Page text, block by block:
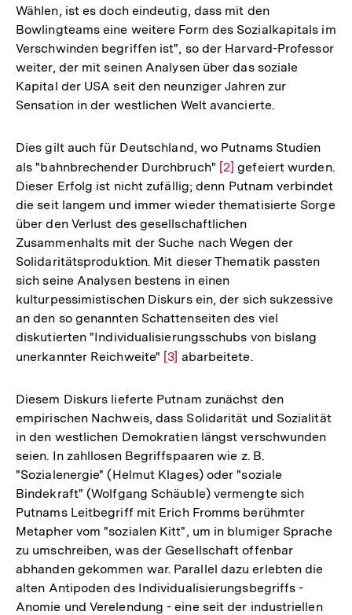
Wählen, ist es doch eindeutig, dass mit den
Bowlingteams eine weitere Form des Sozialkapitals im
Verschwinden begriffen ist", so der Harvard-Professor
weiter, der mit seinen Analysen über das soziale
Kapital der USA seit den neunziger Jahren zur
Sensation in der westlichen Welt avancierte.
Dies gilt auch für Deutschland, wo Putnams Studien
als "bahnbrechender Durchbruch" Zur
Auflösung
der
Fußnote
[2] gefeiert wurden.
Dieser Erfolg ist nicht zufällig; denn Putnam verbindet
die seit langem und immer wieder thematisierte Sorge
über den Verlust des gesellschaftlichen
Zusammenhalts mit der Suche nach Wegen der
Solidaritätsproduktion. Mit dieser Thematik passten
sich seine Analysen bestens in einen
kulturpessimistischen Diskurs ein, der sich sukzessive
an den so genannten Schattenseiten des viel
diskutierten "Individualisierungsschubs von bislang
unerkannter Reichweite" Zur
der
Fußnote
[3] abarbeitete.
Diesem Diskurs lieferte Putnam zunächst den
empirischen Nachweis, dass Solidarität und Sozialität
in den westlichen Demokratien längst verschwunden
seien. In zahllosen Begriffspaaren wie z. B.
"Sozialenergie" (Helmut Klages) oder "soziale
Bindekraft" (Wolfgang Schäuble) vermengte sich
Putnams Leitbegriff mit Erich Fromms berühmter
Metapher vom "sozialen Kitt", um in blumiger Sprache
zu umschreiben, was der Gesellschaft offenbar
abhanden gekommen war. Parallel dazu erlebten die
alten Antipoden des Individualisierungsbegriffs -
Anomie und Verelendung - eine seit der industriellen